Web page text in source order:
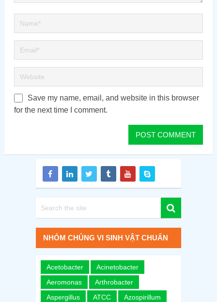
Save my name, email, and website in this browser
for the next time I comment.
NHÓM CHỦNG VI SINH VẬT CHUẨN
Acetobacter
Acinetobacter
Aeromonas
Arthrobacter
Aspergillus
ATCC
Azospirillum